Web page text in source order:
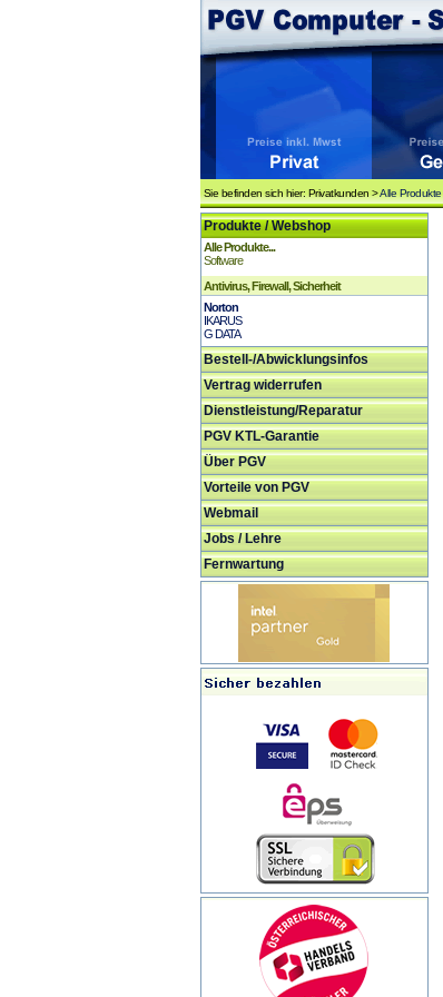
Sie befinden sich hier: Privatkunden >Alle Produkte
Produkte / Webshop
Alle Produkte...
Software
Antivirus, Firewall, Sicherheit
Norton
IKARUS
G DATA
Bestell-/Abwicklungsinfos
Vertrag widerrufen
Dienstleistung/Reparatur
PGV KTL-Garantie
Über PGV
Vorteile von PGV
Webmail
Jobs / Lehre
Fernwartung